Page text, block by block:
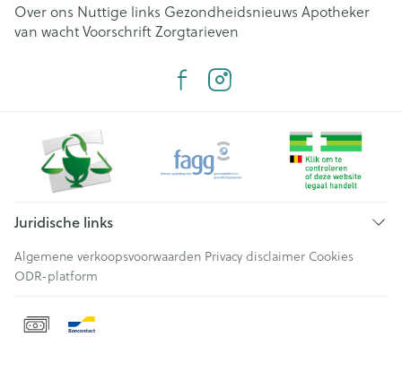
Over ons Nuttige links Gezondheidsnieuws Apotheker
van wachtVoorschriftZorgtarieven
Juridische links
Algemene verkoopsvoorwaarden Privacy disclaimer Cookies
ODR-platform